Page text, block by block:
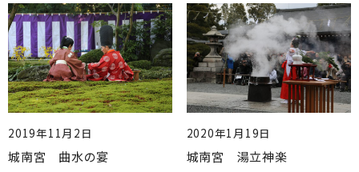
2019年11月2日
城南宮 曲水の宴
2020年1月19日
城南宮 湯立神楽